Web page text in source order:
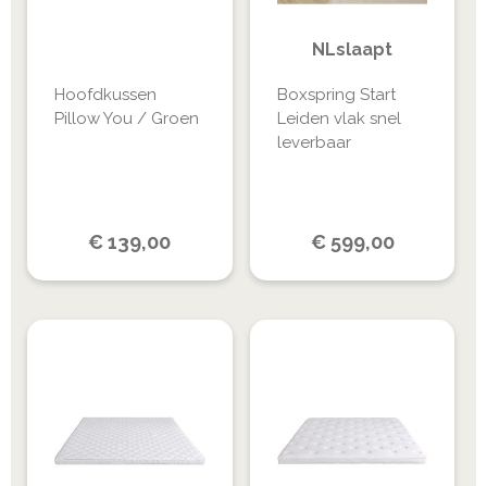
Hoofdkussen
Pillow You / Groen
€ 139,00
NLslaapt
Boxspring Start
Leiden vlak snel
leverbaar
€ 599,00